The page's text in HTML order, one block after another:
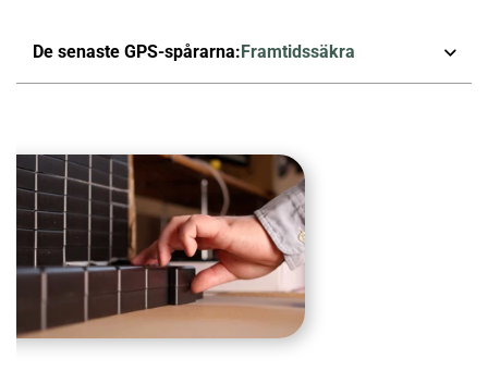
De senaste GPS-spårarna:Framtidssäkra